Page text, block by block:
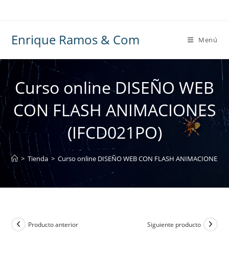
Enrique Ramos & Com Menú
Curso online DISEÑO WEB
CON FLASH ANIMACIONES
(IFCD021PO)
> Tienda > Curso online DISEÑO WEB CON FLASH ANIMACIONES
Producto anterior Siguiente producto